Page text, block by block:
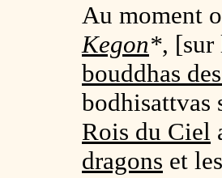
Au moment
Kegon*,
bouddhas
bodhisattvas
Rois du Ciel
dragons et les